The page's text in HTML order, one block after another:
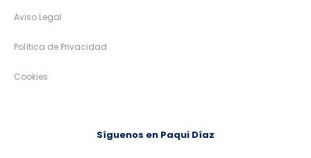
Aviso Legal
Política de Privacidad
Cookies
Síguenos en Paqui Díaz